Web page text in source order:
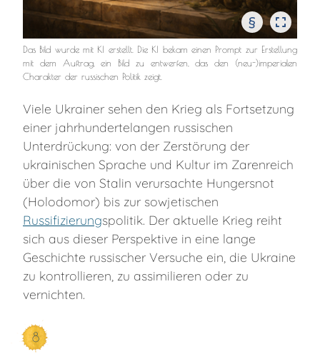
§
Das Bild wurde mit KI erstellt. Die KI bekam einen Prompt zur Erstellung
mit dem Auftrag, ein Bild zu entwerfen, das den (neu-)imperialen
Charakter der russischen Politik zeigt.
Viele Ukrainer sehen den Krieg als Fortsetzung
einer jahrhundertelangen russischen
Unterdrückung: von der Zerstörung der
ukrainischen Sprache und Kultur im Zarenreich
über die von Stalin verursachte Hungersnot
(Holodomor) bis zur sowjetischen
Russifizierungspolitik. Der aktuelle Krieg reiht
sich aus dieser Perspektive in eine lange
Geschichte russischer Versuche ein, die Ukraine
zu kontrollieren, zu assimilieren oder zu
vernichten.
8